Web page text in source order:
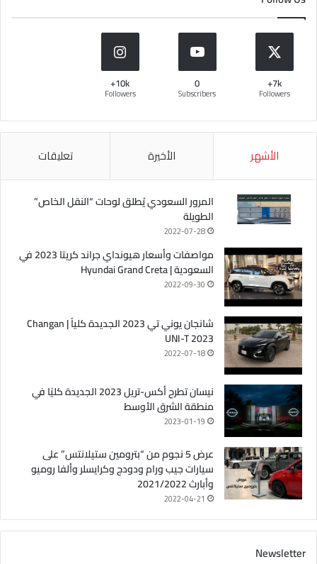
7k+
Followers
0
Subscribers
10k+
Followers
الأشهر الأخيرة تعليقات
المرور السعودي يُطلق لوحات “النقل الخاص”
الطويلة
2022-07-28
مواصفات وأسعار هيونداي جراند كريتا 2023 في
السعودية | Hyundai Grand Creta
2022-09-30
شانجان يوني تي 2023 الجديدة كلياً | Changan
UNI-T 2023
2022-07-18
نيسان تطرح أكس-تريل 2023 الجديدة كليًا في
منطقة الشرق الأوسط
2023-01-19
عرض 5 نجوم من “بترومين ستيلانتس” على
سيارات جيب ورام ودودج وكرايسلر وألفا روميو
وأبارث 2021/2022
2022-04-21
Newsletter